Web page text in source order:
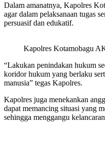
Dalam amanatnya, Kapolres
agar dalam pelaksanaan tugas
persuasif dan edukatif.
Kapolres Kotamobagu
“Lakukan penindakan hukum
koridor hukum yang berlaku
manusia” tegas Kapolres.
Kapolres juga menekankan
dapat memancing situasi yang
sehingga menggangu